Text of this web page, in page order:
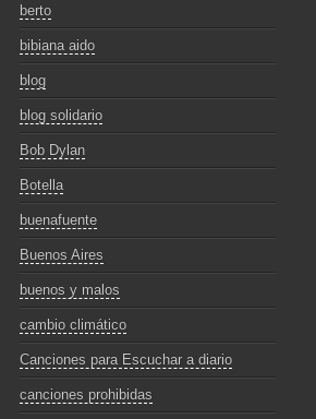
berto
bibiana aido
blog
blog solidario
Bob Dylan
Botella
buenafuente
Buenos Aires
buenos y malos
cambio climático
Canciones para Escuchar a diario
canciones prohibidas